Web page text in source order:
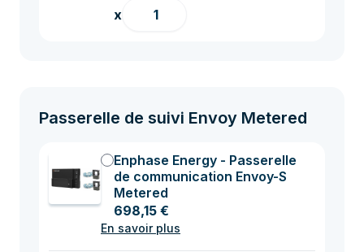
x
Passerelle de suivi Envoy Metered
Enphase Energy - Passerelle
de communication Envoy-S
Metered
698,15 €
En savoir plus